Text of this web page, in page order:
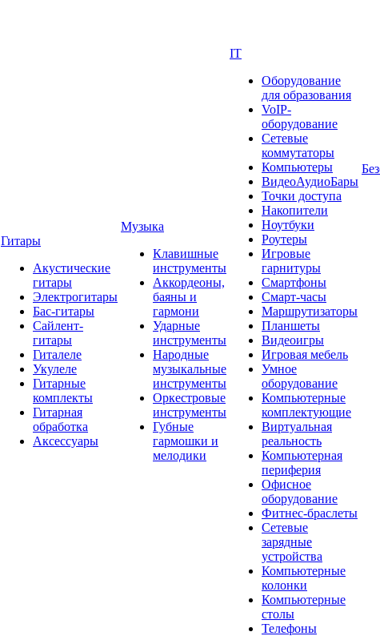
Гитары
Акустические
гитары
Электрогитары
Бас-гитары
Сайлент-
гитары
Гиталеле
Укулеле
Гитарные
комплекты
Гитарная
обработка
Аксессуары
Музыка
Клавишные
инструменты
Аккордеоны,
баяны и
гармони
Ударные
инструменты
Народные
музыкальные
инструменты
Оркестровые
инструменты
Губные
гармошки и
мелодики
IT
Оборудование
для образования
VoIP-
оборудование
Сетевые
коммутаторы
Компьютеры
ВидеоАудиоБары
Точки доступа
Накопители
Ноутбуки
Роутеры
Игровые
гарнитуры
Смартфоны
Смарт-часы
Маршрутизаторы
Планшеты
Видеоигры
Игровая мебель
Умное
оборудование
Компьютерные
комплектующие
Виртуальная
реальность
Компьютерная
периферия
Офисное
оборудование
Фитнес-браслеты
Сетевые
зарядные
устройства
Компьютерные
колонки
Компьютерные
столы
Телефоны